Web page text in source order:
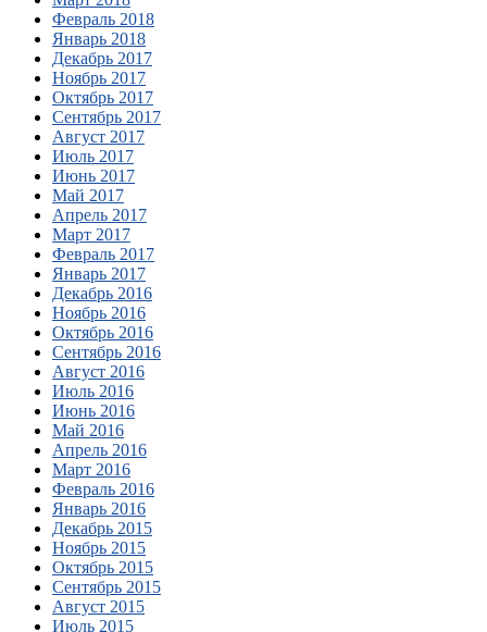
Февраль 2018
Январь 2018
Декабрь 2017
Ноябрь 2017
Октябрь 2017
Сентябрь 2017
Август 2017
Июль 2017
Июнь 2017
Май 2017
Апрель 2017
Март 2017
Февраль 2017
Январь 2017
Декабрь 2016
Ноябрь 2016
Октябрь 2016
Сентябрь 2016
Август 2016
Июль 2016
Июнь 2016
Май 2016
Апрель 2016
Март 2016
Февраль 2016
Январь 2016
Декабрь 2015
Ноябрь 2015
Октябрь 2015
Сентябрь 2015
Август 2015
Июль 2015